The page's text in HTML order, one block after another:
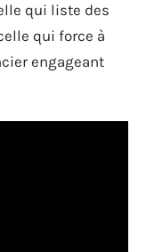
qui liste des
qui force à
engageant